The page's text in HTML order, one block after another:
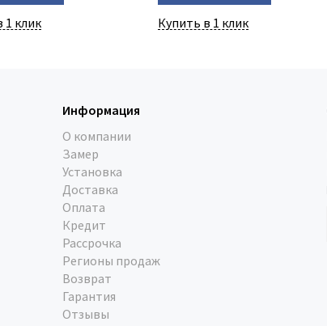
1 клик Купить в 1 клик
Информация
О компании
Замер
Установка
Доставка
Оплата
Кредит
Рассрочка
Регионы продаж
Возврат
Гарантия
Отзывы